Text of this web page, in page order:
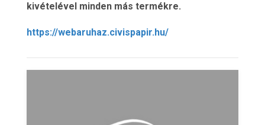
kivételével minden más termékre.
https://webaruhaz.civispapir.hu/